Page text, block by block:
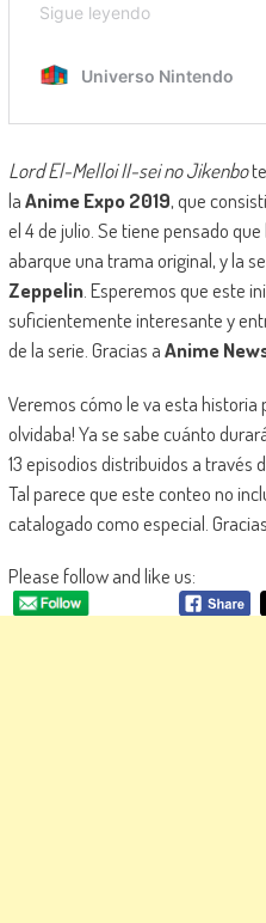
Lord El-Melloi II-sei no Jikenbo
laAnime Expo 2019, que
el 4 de julio. Se tiene pensado
abarque una trama original, y la
Zeppelin. Esperemos que este
suficientemente interesante y
de la serie. Gracias aAnime
Veremos cómo le va esta historia
olvidaba! Ya se sabe cuánto
13 episodios distribuidos a través
Tal parece que este conteo no
catalogado como especial.
Please follow and like us: